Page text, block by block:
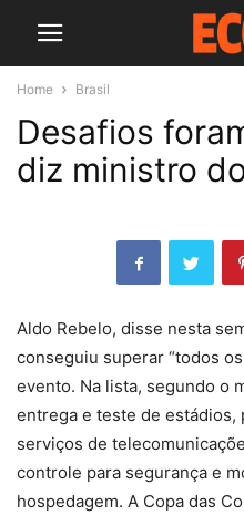
Home Brasil
Desafios
diz ministro
Aldo Rebelo, disse nesta
conseguiu superar “todos
evento. Na lista, segundo o
entrega e teste de estádios,
serviços de
controle para segurança e
hospedagem. A Copa das